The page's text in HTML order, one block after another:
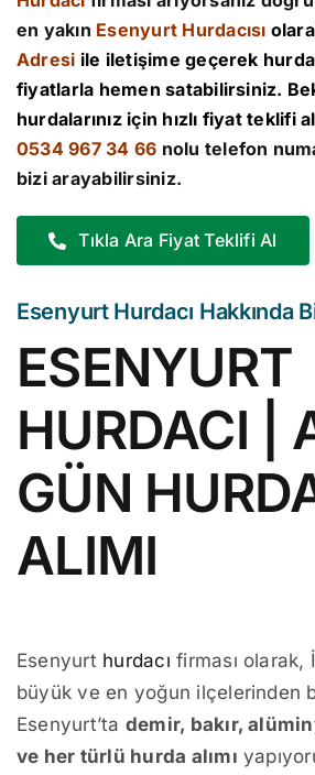
en yakın Esenyurt Hurdacısı
Adresi ile iletişime geçerek
fiyatlarla hemen satabilirsiniz.
hurdalarınız için hızlı fiyat teklifi
0534 967 34 66 nolu telefon
bizi arayabilirsiniz.
Tıkla Ara Fiyat Teklifi Al
Esenyurt Hurdacı Hakkında
ESENYURT
HURDACI |
GÜN
ALIMI
Esenyurt hurdacı firması olarak,
büyük ve en yoğun ilçelerinden
Esenyurt’ta demir, bakır,
ve her türlü hurda alımı